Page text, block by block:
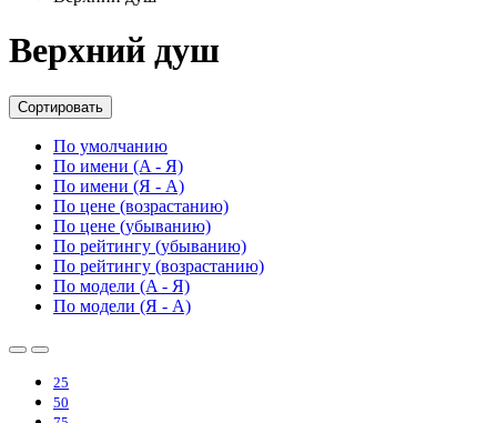
Верхний душ
Сортировать
По умолчанию
По имени (A - Я)
По имени (Я - A)
По цене (возрастанию)
По цене (убыванию)
По рейтингу (убыванию)
По рейтингу (возрастанию)
По модели (A - Я)
По модели (Я - A)
25
50